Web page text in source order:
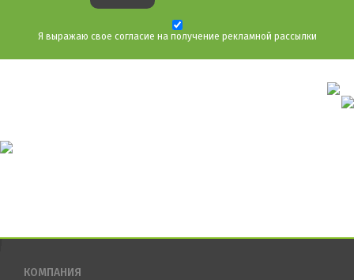
Я выражаю свое согласие на получение рекламной рассылки
КОМПАНИЯ